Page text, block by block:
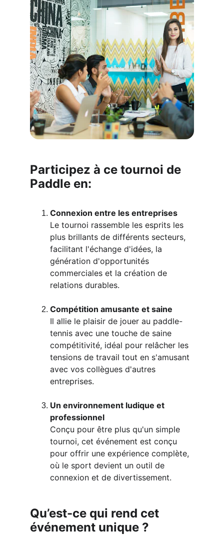
Participez à ce tournoi de
Paddle en:
Connexion entre les entreprises
Le tournoi rassemble les esprits les
plus brillants de différents secteurs,
facilitant l'échange d'idées, la
génération d'opportunités
commerciales et la création de
relations durables.
Compétition amusante et saine
Il allie le plaisir de jouer au paddle-
tennis avec une touche de saine
compétitivité, idéal pour relâcher les
tensions de travail tout en s'amusant
avec vos collègues d'autres
entreprises.
Un environnement ludique et
professionnel
Conçu pour être plus qu'un simple
tournoi, cet événement est conçu
pour offrir une expérience complète,
où le sport devient un outil de
connexion et de divertissement.
Qu’est-ce qui rend cet
événement unique ?